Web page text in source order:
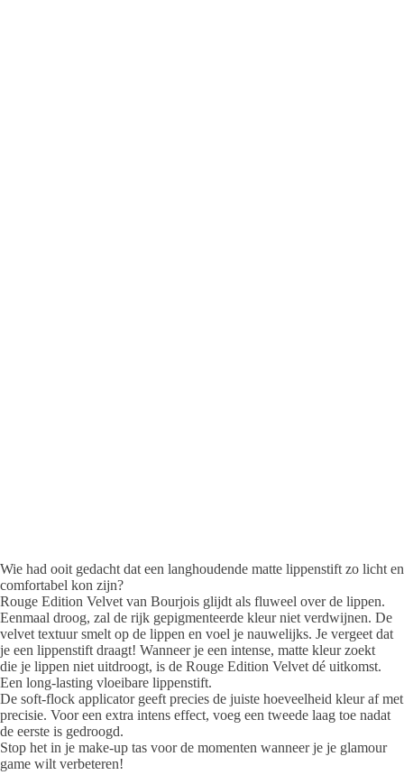
Wie had ooit gedacht dat een langhoudende matte lippenstift zo licht en
comfortabel kon zijn?
Rouge Edition Velvet van Bourjois glijdt als fluweel over de lippen.
Eenmaal droog, zal de rijk gepigmenteerde kleur niet verdwijnen. De
velvet textuur smelt op de lippen en voel je nauwelijks. Je vergeet dat
je een lippenstift draagt! Wanneer je een intense, matte kleur zoekt
die je lippen niet uitdroogt, is de Rouge Edition Velvet dé uitkomst.
Een long-lasting vloeibare lippenstift.
De soft-flock applicator geeft precies de juiste hoeveelheid kleur af met
precisie. Voor een extra intens effect, voeg een tweede laag toe nadat
de eerste is gedroogd.
Stop het in je make-up tas voor de momenten wanneer je je glamour
game wilt verbeteren!